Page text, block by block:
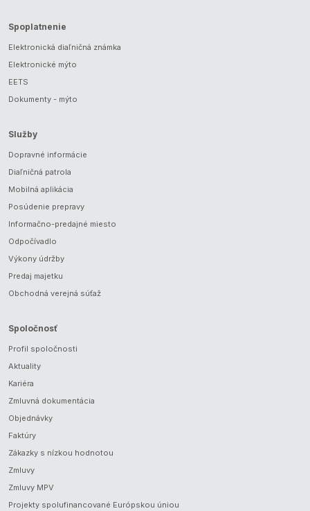
Spoplatnenie
Elektronická diaľničná známka
Elektronické mýto
EETS
Dokumenty - mýto
Služby
Dopravné informácie
Diaľničná patrola
Mobilná aplikácia
Posúdenie prepravy
Informačno-predajné miesto
Odpočívadlo
Výkony údržby
Predaj majetku
Obchodná verejná súťaž
Spoločnosť
Profil spoločnosti
Aktuality
Kariéra
Zmluvná dokumentácia
Objednávky
Faktúry
Zákazky s nízkou hodnotou
Zmluvy
Zmluvy MPV
Projekty spolufinancované Európskou úniou